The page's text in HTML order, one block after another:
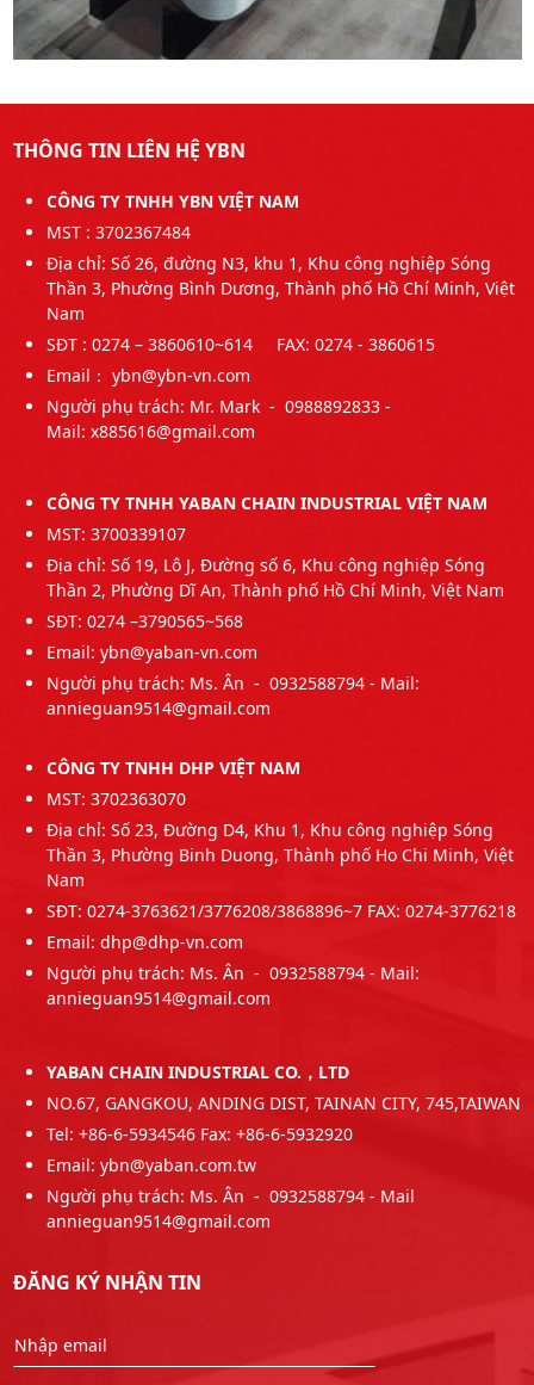
THÔNG TIN LIÊN HỆ YBN
CÔNG TY TNHH YBN VIỆT NAM
MST : 3702367484
Địa chỉ: Số 26, đường N3, khu 1, Khu công nghiệp Sóng
Thần 3, Phường Bình Dương, Thành phố Hồ Chí Minh, Việt
Nam
SĐT : 0274 – 3860610~614 FAX: 0274 - 3860615
Email： ybn@ybn-vn.com
Người phụ trách: Mr. Mark - 0988892833 -
Mail: x885616@gmail.com
CÔNG TY TNHH YABAN CHAIN INDUSTRIAL VIỆT NAM
MST: 3700339107
Địa chỉ: Số 19, Lô J, Đường số 6, Khu công nghiệp Sóng
Thần 2, Phường Dĩ An, Thành phố Hồ Chí Minh, Việt Nam
SĐT: 0274 –3790565~568
Email: ybn@yaban-vn.com
Người phụ trách: Ms. Ân - 0932588794 - Mail:
annieguan9514@gmail.com
CÔNG TY TNHH DHP VIỆT NAM
MST: 3702363070
Địa chỉ: Số 23, Đường D4, Khu 1, Khu công nghiệp Sóng
Thần 3, Phường Binh Duong, Thành phố Ho Chi Minh, Việt
Nam
SĐT: 0274-3763621/3776208/3868896~7 FAX: 0274-3776218
Email: dhp@dhp-vn.com
Người phụ trách: Ms. Ân - 0932588794 - Mail:
annieguan9514@gmail.com
YABAN CHAIN INDUSTRIAL CO.，LTD
NO.67, GANGKOU, ANDING DIST, TAINAN CITY, 745,TAIWAN
Tel: +86-6-5934546 Fax: +86-6-5932920
Email: ybn@yaban.com.tw
Người phụ trách: Ms. Ân - 0932588794 - Mail
annieguan9514@gmail.com
ĐĂNG KÝ NHẬN TIN